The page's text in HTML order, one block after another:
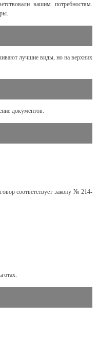
вашим потребностям.
лучшие виды, но на верхних
документов.
соответствует закону № 214-